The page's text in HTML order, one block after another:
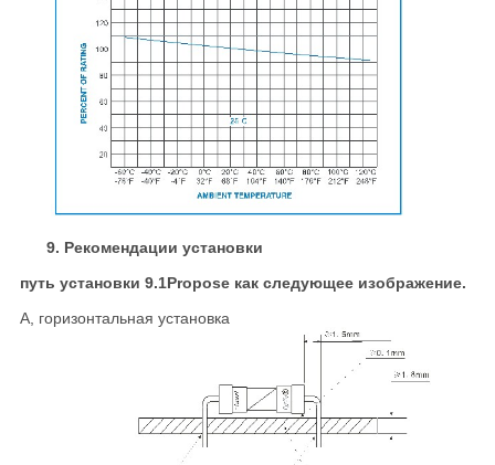
9. Рекомендации установки
путь установки 9.1Propose как следующее изображение.
A, горизонтальная установка